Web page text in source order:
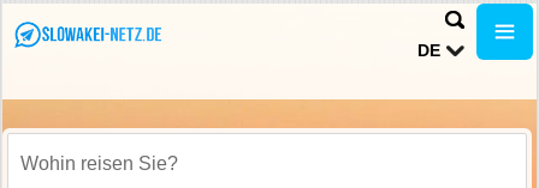
DE
Wohin reisen Sie?